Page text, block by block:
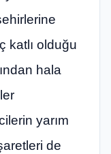
katlı olduğu
hala
yarım
de